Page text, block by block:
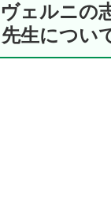
ェルニの
生につい